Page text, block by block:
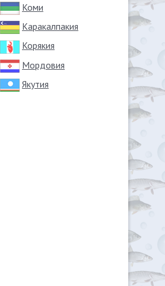
Коми
Каракалпакия
Корякия
Мордовия
Якутия